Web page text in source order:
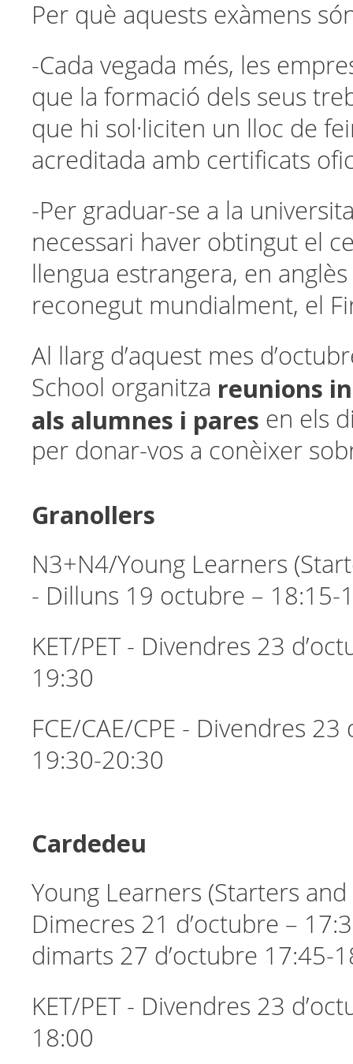
Per què aquests exàmens
-Cada vegada més, les
que la formació dels seus
que hi sol·liciten un lloc de
acreditada amb certificats
-Per graduar-se a la
necessari haver obtingut el
llengua estrangera, en
reconegut mundialment, el
Al llarg d’aquest mes
School organitza reunions
als alumnes i pares en els
per donar-vos a conèixer
Granollers
N3+N4/Young Learners
- Dilluns 19 octubre – 18:15-
KET/PET - Divendres 23
19:30
FCE/CAE/CPE - Divendres 23
19:30-20:30
Cardedeu
Young Learners (Starters
Dimecres 21 d’octubre –
dimarts 27 d’octubre 17:45-
KET/PET - Divendres 23
18:00